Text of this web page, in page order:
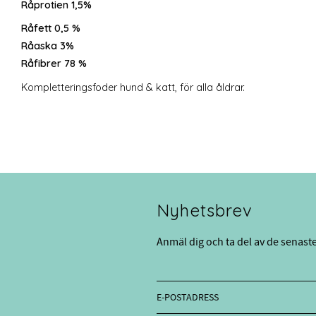
Råprotien 1,5%
Råfett 0,5 %
Råaska 3%
Råfibrer 78 %
Kompletteringsfoder hund & katt, för alla åldrar.
Nyhetsbrev
Anmäl dig och ta del av de